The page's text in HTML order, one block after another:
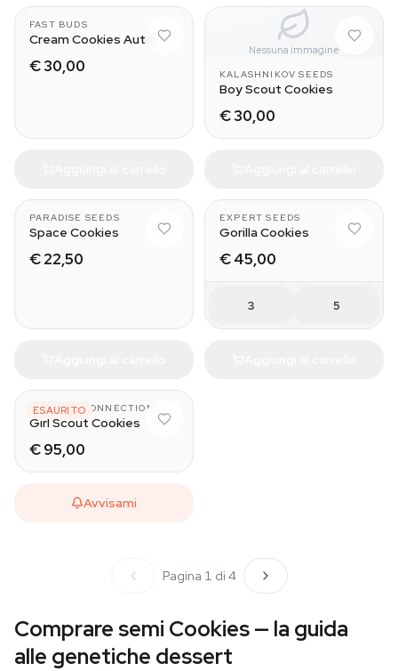
FAST BUDS
Cream Cookies Auto
€ 30,00
Nessuna immagine
KALASHNIKOV SEEDS
Boy Scout Cookies
€ 30,00
PARADISE SEEDS
Space Cookies
€ 22,50
EXPERT SEEDS
Gorilla Cookies
€ 45,00
3 5
ESAURITO
THE CALI CONNECTION
Girl Scout Cookies
€ 95,00
Avvisami
Pagina 1 di 4
Comprare semi Cookies — la guida
alle genetiche dessert